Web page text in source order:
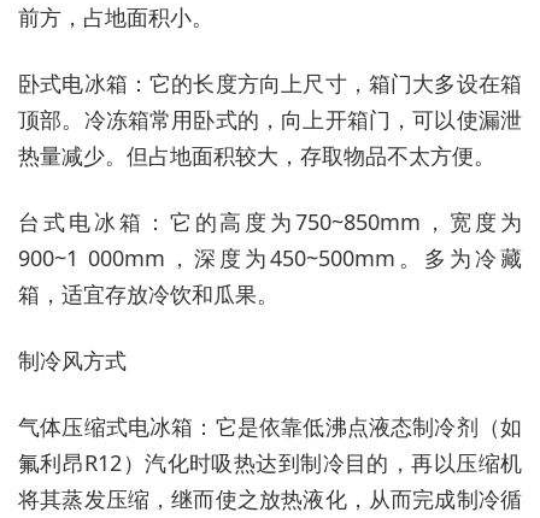
前方，占地面积小。
卧式电冰箱：它的长度方向上尺寸，箱门大多设在箱
顶部。冷冻箱常用卧式的，向上开箱门，可以使漏泄
热量减少。但占地面积较大，存取物品不太方便。
台式电冰箱：它的高度为750~850mm，宽度为
900~1 000mm，深度为450~500mm。多为冷藏
箱，适宜存放冷饮和瓜果。
制冷风方式
气体压缩式电冰箱：它是依靠低沸点液态制冷剂（如
氟利昂R12）汽化时吸热达到制冷目的，再以压缩机
将其蒸发压缩，继而使之放热液化，从而完成制冷循